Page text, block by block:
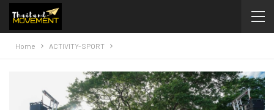
Home ACTIVITY-SPORT